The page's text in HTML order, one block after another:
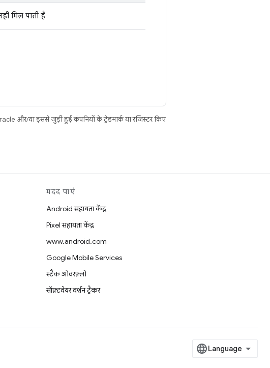
मिल पाती है
और/या इससे जुड़ी हुई कंपनियों के ट्रेडमार्क या रजिस्टर किए
मदद पाएं
Android सहायता केंद्र
Pixel सहायता केंद्र
www.android.com
Google Mobile Services
स्टैक ओवरफ़्लो
सॉफ़्टवेयर वर्शन ट्रैकर